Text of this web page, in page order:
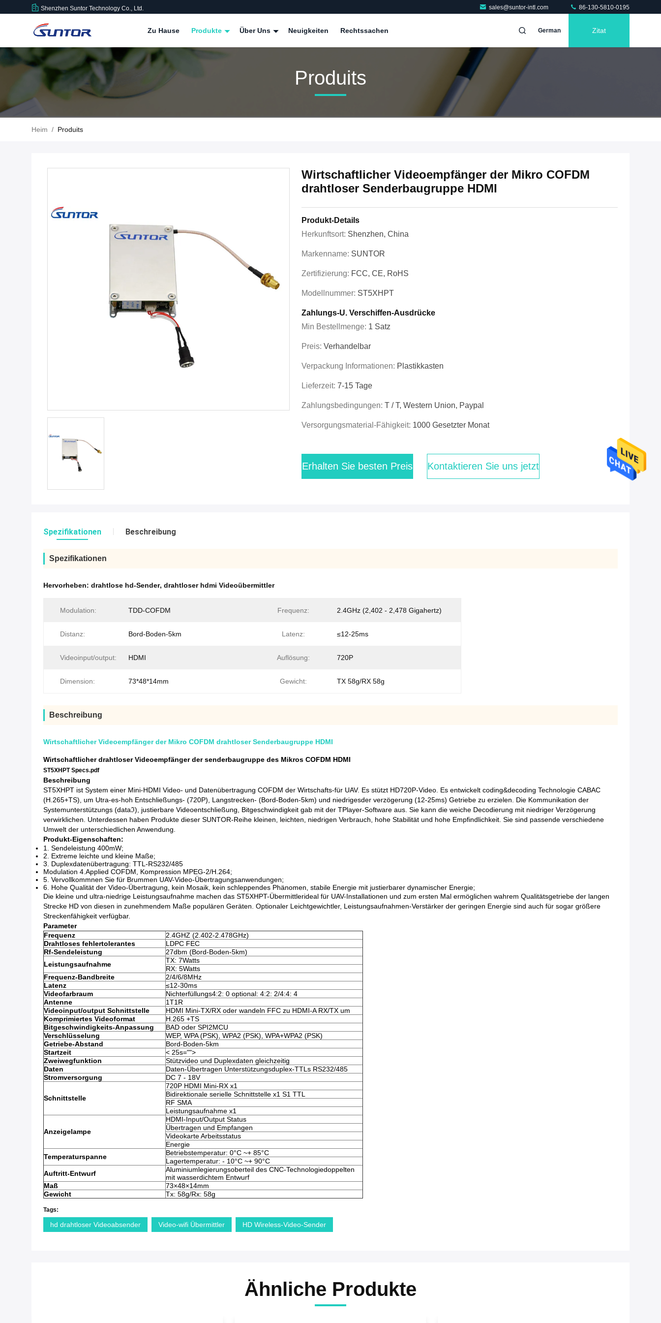
Shenzhen Suntor Technology Co., Ltd. sales@suntor-intl.com 86-130-5810-0195
Zu Hause Produkte Über Uns Neuigkeiten Rechtssachen German Zitat
Produits
Heim / Produits
Wirtschaftlicher Videoempfänger der Mikro COFDM
drahtloser Senderbaugruppe HDMI
Produkt-Details
Herkunftsort: Shenzhen, China
Markenname: SUNTOR
Zertifizierung: FCC, CE, RoHS
Modellnummer: ST5XHPT
Zahlungs-U. Verschiffen-Ausdrücke
Min Bestellmenge: 1 Satz
Preis: Verhandelbar
Verpackung Informationen: Plastikkasten
Lieferzeit: 7-15 Tage
Zahlungsbedingungen: T / T, Western Union, Paypal
Versorgungsmaterial-Fähigkeit: 1000 Gesetzter Monat
Erhalten Sie besten Preis Kontaktieren Sie uns jetzt
Spezifikationen Beschreibung
Spezifikationen
Hervorheben: drahtlose hd-Sender, drahtloser hdmi Videoübermittler
Modulation: TDD-COFDM Frequenz: 2.4GHz (2,402 - 2,478 Gigahertz)
Distanz: Bord-Boden-5km Latenz: ≤12-25ms
Videoinput/output: HDMI Auflösung: 720P
Dimension: 73*48*14mm Gewicht: TX 58g/RX 58g
Beschreibung
Wirtschaftlicher Videoempfänger der Mikro COFDM drahtloser Senderbaugruppe HDMI
Wirtschaftlicher drahtloser Videoempfänger der senderbaugruppe des Mikros COFDM HDMI
ST5XHPT Specs.pdf
Beschreibung
ST5XHPT ist System einer Mini-HDMI Video- und Datenübertragung COFDM der Wirtschafts-für UAV. Es stützt HD720P-Video. Es entwickelt coding&decoding Technologie CABAC
(H.265+TS), um Utra-es-hoh Entschließungs- (720P), Langstrecken- (Bord-Boden-5km) und niedrigesder verzögerung (12-25ms) Getriebe zu erzielen. Die Kommunikation der
Systemunterstützungs (dataℑ), justierbare Videoentschließung, Bitgeschwindigkeit gab mit der TPlayer-Software aus. Sie kann die weiche Decodierung mit niedriger Verzögerung
verwirklichen. Unterdessen haben Produkte dieser SUNTOR-Reihe kleinen, leichten, niedrigen Verbrauch, hohe Stabilität und hohe Empfindlichkeit. Sie sind passende verschiedene
Umwelt der unterschiedlichen Anwendung.
Produkt-Eigenschaften:
1. Sendeleistung 400mW;
2. Extreme leichte und kleine Maße;
3. Duplexdatenübertragung: TTL-RS232/485
Modulation 4.Applied COFDM, Kompression MPEG-2/H.264;
5. Vervollkommnen Sie für Brummen UAV-Video-Übertragungsanwendungen;
6. Hohe Qualität der Video-Übertragung, kein Mosaik, kein schleppendes Phänomen, stabile Energie mit justierbarer dynamischer Energie;
Die kleine und ultra-niedrige Leistungsaufnahme machen das ST5XHPT-Übermittlerideal für UAV-Installationen und zum ersten Mal ermöglichen wahrem Qualitätsgetriebe der langen
Strecke HD von diesen in zunehmendem Maße populären Geräten. Optionaler Leichtgewichtler, Leistungsaufnahmen-Verstärker der geringen Energie sind auch für sogar größere
Streckenfähigkeit verfügbar.
Parameter
Frequenz
2.4GHZ (2.402-2.478GHz)
Drahtloses fehlertolerantes
LDPC FEC
Rf-Sendeleistung
27dbm (Bord-Boden-5km)
Leistungsaufnahme
TX: 7Watts
RX: 5Watts
Frequenz-Bandbreite
2/4/6/8MHz
Latenz
≤12-30ms
Videofarbraum
Nichterfüllungs4:2: 0 optional: 4:2: 2/4:4: 4
Antenne
1T1R
Videoinput/output Schnittstelle
HDMI Mini-TX/RX oder wandeln FFC zu HDMI-A RX/TX um
Komprimiertes Videoformat
H.265 +TS
Bitgeschwindigkeits-Anpassung
BAD oder SPI2MCU
Verschlüsselung
WEP, WPA (PSK), WPA2 (PSK), WPA+WPA2 (PSK)
Getriebe-Abstand
Bord-Boden-5km
Startzeit
< 25s="">
Zweiwegfunktion
Stützvideo und Duplexdaten gleichzeitig
Daten
Daten-Übertragen Unterstützungsduplex-TTLs RS232/485
Stromversorgung
DC 7 - 18V
Schnittstelle
720P HDMI Mini-RX x1
Bidirektionale serielle Schnittstelle x1 S1 TTL
RF SMA
Leistungsaufnahme x1
Anzeigelampe
HDMI-Input/Output Status
Übertragen und Empfangen
Videokarte Arbeitsstatus
Energie
Temperaturspanne
Betriebstemperatur: 0°C ~+ 85°C
Lagertemperatur: - 10°C ~+ 90°C
Auftritt-Entwurf
Aluminiumlegierungsoberteil des CNC-Technologiedoppelten
mit wasserdichtem Entwurf
Maß
73×48×14mm
Gewicht
Tx: 58g/Rx: 58g
Tags:
hd drahtloser Videoabsender Video-wifi Übermittler HD Wireless-Video-Sender
Ähnliche Produkte